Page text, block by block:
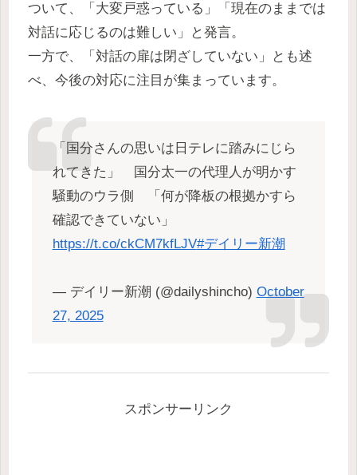
ついて、「大変戸惑っている」「現在のままでは
対話に応じるのは難しい」と発言。
一方で、「対話の扉は閉ざしていない」とも述
べ、今後の対応に注目が集まっています。
「国分さんの思いは日テレに踏みにじら
れてきた」 国分太一の代理人が明かす
騒動のウラ側 「何が降板の根拠かすら
確認できていない」
https://t.co/ckCM7kfLJV#デイリー新潮
— デイリー新潮 (@dailyshincho) October
27, 2025
スポンサーリンク